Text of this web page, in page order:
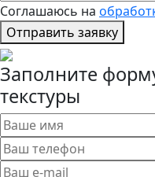
Соглашаюсь на
Отправить заявку
Заполните
текстуры